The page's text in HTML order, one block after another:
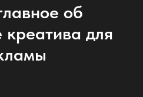
об
креатива для